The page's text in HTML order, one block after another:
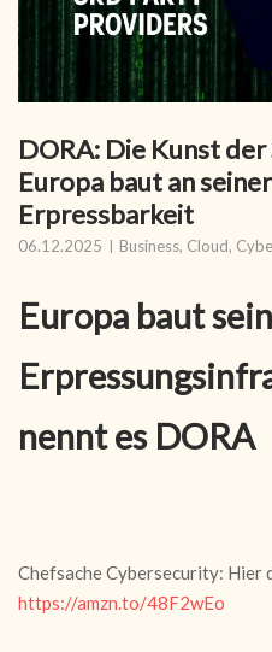
DORA: Die Kunst
Europa baut an
Erpressbarkeit
06.12.2025 Business, Cloud,
Europa baut
nennt es DORA
Chefsache Cybersecurity: Hier
https://amzn.to/48F2wEo